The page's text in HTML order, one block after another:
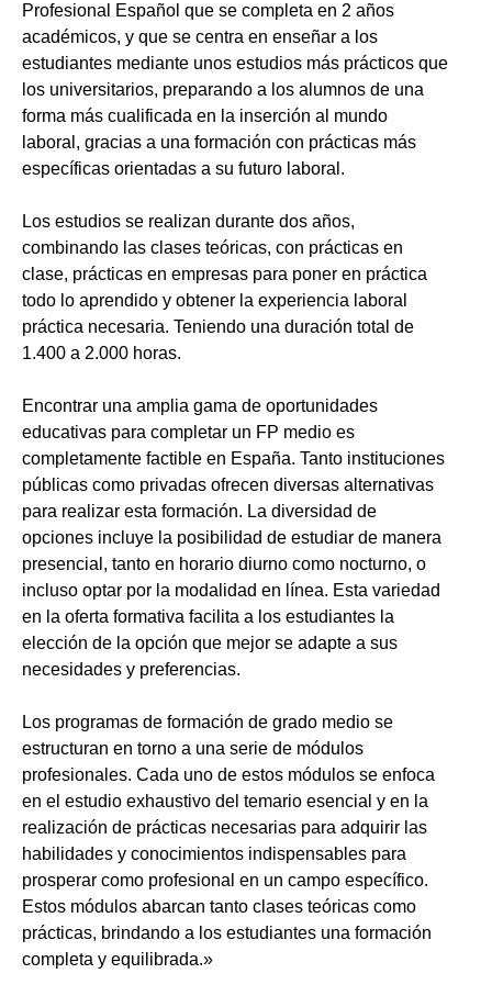
Profesional Español que se completa en 2 años
académicos, y que se centra en enseñar a los
estudiantes mediante unos estudios más prácticos que
los universitarios, preparando a los alumnos de una
forma más cualificada en la inserción al mundo
laboral, gracias a una formación con prácticas más
específicas orientadas a su futuro laboral.
Los estudios se realizan durante dos años,
combinando las clases teóricas, con prácticas en
clase, prácticas en empresas para poner en práctica
todo lo aprendido y obtener la experiencia laboral
práctica necesaria. Teniendo una duración total de
1.400 a 2.000 horas.
Encontrar una amplia gama de oportunidades
educativas para completar un FP medio es
completamente factible en España. Tanto instituciones
públicas como privadas ofrecen diversas alternativas
para realizar esta formación. La diversidad de
opciones incluye la posibilidad de estudiar de manera
presencial, tanto en horario diurno como nocturno, o
incluso optar por la modalidad en línea. Esta variedad
en la oferta formativa facilita a los estudiantes la
elección de la opción que mejor se adapte a sus
necesidades y preferencias.
Los programas de formación de grado medio se
estructuran en torno a una serie de módulos
profesionales. Cada uno de estos módulos se enfoca
en el estudio exhaustivo del temario esencial y en la
realización de prácticas necesarias para adquirir las
habilidades y conocimientos indispensables para
prosperar como profesional en un campo específico.
Estos módulos abarcan tanto clases teóricas como
prácticas, brindando a los estudiantes una formación
completa y equilibrada.»